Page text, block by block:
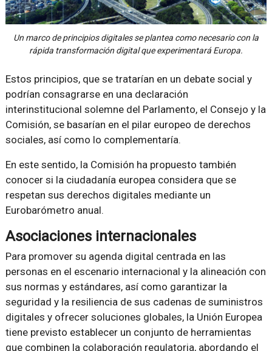
Un marco de principios digitales se plantea como necesario con la
rápida transformación digital que experimentará Europa.
Estos principios, que se tratarían en un debate social y
podrían consagrarse en una declaración
interinstitucional solemne del Parlamento, el Consejo y la
Comisión, se basarían en el pilar europeo de derechos
sociales, así como lo complementaría.
En este sentido, la Comisión ha propuesto también
conocer si la ciudadanía europea considera que se
respetan sus derechos digitales mediante un
Eurobarómetro anual.
Asociaciones internacionales
Para promover su agenda digital centrada en las
personas en el escenario internacional y la alineación con
sus normas y estándares, así como garantizar la
seguridad y la resiliencia de sus cadenas de suministros
digitales y ofrecer soluciones globales, la Unión Europea
tiene previsto establecer un conjunto de herramientas
que combinen la colaboración regulatoria, abordando el